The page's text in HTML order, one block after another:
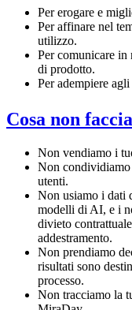
Per erogare e
Per affinare nel
utilizzo.
Per comunicare in
di prodotto.
Per adempiere
Cosa non
Non vendiamo i
Non
utenti.
Non usiamo i dati
modelli di AI, e i
divieto
addestramento.
Non prendiamo
risultati sono
processo.
Non tracciamo la